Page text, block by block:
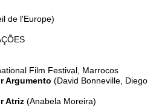
de l'Europe)
Film Festival, Marrocos
Argumento (David Bonneville, Diego
Atriz (Anabela Moreira)